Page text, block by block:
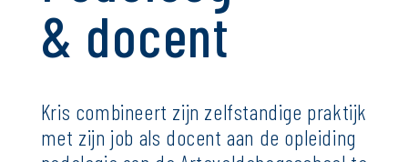
& docent
Kris combineert zijn zelfstandige praktijk
met zijn job als docent aan de opleiding